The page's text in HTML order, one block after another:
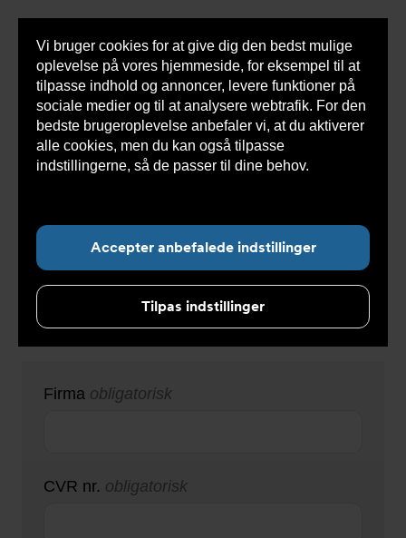
Vi bruger cookies for at give dig den bedst mulige
oplevelse på vores hjemmeside, for eksempel til at
tilpasse indhold og annoncer, levere funktioner på
sociale medier og til at analysere webtrafik. For den
bedste brugeroplevelse anbefaler vi, at du aktiverer
alle cookies, men du kan også tilpasse
indstillingerne, så de passer til dine behov.
Accepter anbefalede indstillinger
Tilpas indstillinger
Du
her:
Armatec > Bliv webshop kunde
Udfyld formularen nedenfor. Du modtager en
bekræftelse via e-mail, når vi har behandlet
din ansøgning – som regel inden for 24
timer.
Firma obligatorisk
CVR nr. obligatorisk